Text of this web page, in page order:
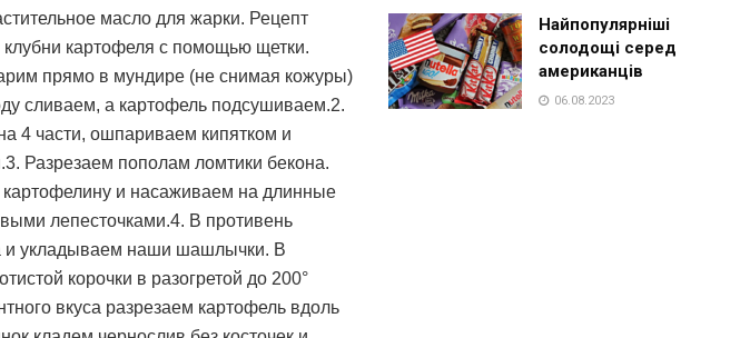
масло для жарки. Рецепт
картофеля с помощью щетки.
прямо в мундире (не снимая кожуры)
сливаем, а картофель подсушиваем.2.
4 части, ошпариваем кипятком и
Разрезаем пополам ломтики бекона.
и насаживаем на длинные
лепесточками.4. В противень
и укладываем наши шашлычки. В
корочки в разогретой до 200°
вкуса разрезаем картофель вдоль
Найпопулярніші
солодощі серед
американців
06.08.2023